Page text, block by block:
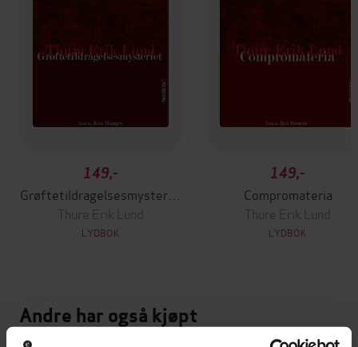
149,-
Thure Erik Lund
LYDBOK
149,-
Compromateria
Thure Erik Lund
LYDBOK
Andre har også kjøpt